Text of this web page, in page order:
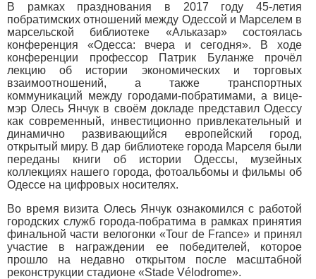
В рамках празднования в 2017 году 45-летия
побратимских отношений между Одессой и Марселем в
марсельской библиотеке «Альказар» состоялась
конференция «Одесса: вчера и сегодня». В ходе
конференции профессор Патрик Буланже прочёл
лекцию об истории экономических и торговых
взаимоотношений, а также транспортных
коммуникаций между городами-побратимами, а вице-
мэр Олесь Янчук в своём докладе представил Одессу
как современный, инвестиционно привлекательный и
динамично развивающийся европейский город,
открытый миру. В дар библиотеке города Марселя были
переданы книги об истории Одессы, музейных
коллекциях нашего города, фотоальбомы и фильмы об
Одессе на цифровых носителях.
Во время визита Олесь Янчук ознакомился с работой
городских служб города-побратима в рамках принятия
финальной части велогонки «Tour de France» и принял
участие в награждении ее победителей, которое
прошло на недавно открытом после масштабной
реконструкции стадионе «Stade Vélodrome».